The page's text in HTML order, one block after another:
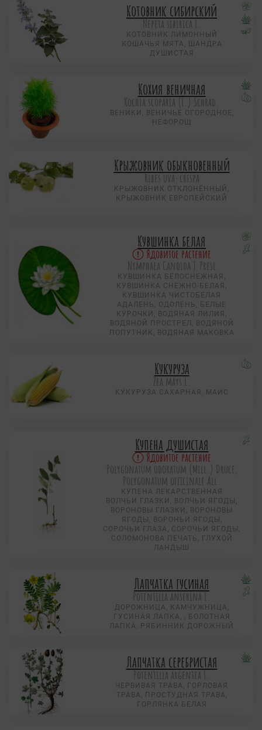
Котовник сибирский
Nepeta sibirica L.
КОТОВНИК ЛИМОННЫЙ
КОШАЧЬЯ МЯТА, ШАНДРА
ДУШИСТАЯ
Кохия веничная
Коchia scoparia (L.) Schrad.
ВЕНИКИ, ВЕНИЧЬЕ ОГОРОДНОЕ,
НЕФОРОЩ
Крыжовник обыкновенный
Ribes uva-crispa
КРЫЖОВНИК ОТКЛОНЁННЫЙ,
КРЫЖОВНИК ЕВРОПЕЙСКИЙ
Кувшинка белая
Ядовитое растение
Nymphаеа Candida J.Presl
КУВШИНКА БЕЛОСНЕЖНАЯ,
КУВШИНКА СНЕЖНО-БЕЛАЯ,
КУВШИНКА ЧИСТОБЕЛАЯ
АДАЛЕНЬ, ОДОЛЕНЬ, БЕЛЫЕ
КУРОЧКИ, ВОДЯНАЯ ЛИЛИЯ,
ВОДЯНОЙ ПРОСТРЕЛ, ВОДЯНОЙ
ПОПУТНИК, ВОДЯНАЯ МАКОВКА
Кукуруза
Zea mays L.
КУКУРУЗА САХАРНАЯ, МАИС
Купена душистая
Ядовитое растение
Polygonatum odoratum (Mill.) Druce,
Polygonatum officinale All.
КУПЕНА ЛЕКАРСТВЕННАЯ
ВОЛЧЬИ ГЛАЗКИ, ВОЛЧЬИ ЯГОДЫ,
ВОРОНОВЫ ГЛАЗКИ, ВОРОНОВЫ
ЯГОДЫ, ВОРОНЬИ ЯГОДЫ,
СОРОЧЬИ ГЛАЗА, СОРОЧЬИ ЯГОДЫ,
СОЛОМОНОВА ПЕЧАТЬ, ГЛУХОЙ
ЛАНДЫШ
Лапчатка гусиная
Potentilla anserina L.
ДОРОЖНИЦА, КАМЧУЖНИЦА,
ГУСИНАЯ ЛАПКА, , БОЛОТНАЯ
ЛАПКА, РЯБИННИК ДОРОЖНЫЙ
Лапчатка серебристая
Potentilla argentea L.
ЧЕРВИВАЯ ТРАВА, ГОРЛОВАЯ
ТРАВА, ПРОСТУДНАЯ ТРАВА,
ГОРЛЯНКА БЕЛАЯ